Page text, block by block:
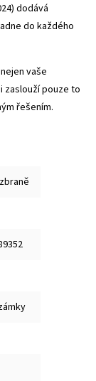
dodává
do každého
vaše
zaslouží pouze to
řešením.